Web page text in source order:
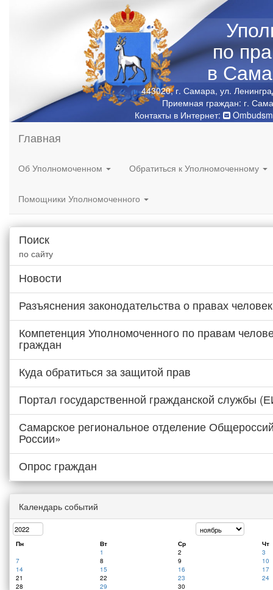
по
в
443020, г. Самара, ул.
Приемная граждан: г.
Контакты в Интернет:
Главная
Об Уполномоченном Обратиться к Уполномоченному
Помощники Уполномоченного
Поиск
по сайту
Новости
Разъяснения законодательства о правах
Компетенция Уполномоченного по правам
граждан
Куда обратиться за защитой прав
Портал государственной гражданской службы
Самарское региональное отделение
России»
Опрос граждан
Календарь событий
Пн Вт Ср
Чт
1
2
3
7
8 9
10
14
15 16
17
21
22 23
24
28
29 30